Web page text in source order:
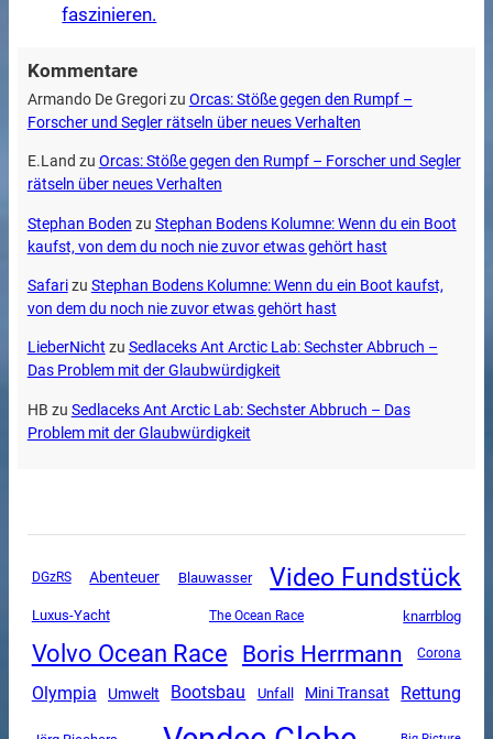
faszinieren.
Kommentare
Armando De Gregorizu Orcas: Stöße gegen den Rumpf –
Forscher und Segler rätseln über neues Verhalten
E.Land zu Orcas: Stöße gegen den Rumpf – Forscher und Segler
rätseln über neues Verhalten
Stephan Boden zu Stephan Bodens Kolumne: Wenn du ein Boot
kaufst, von dem du noch nie zuvor etwas gehört hast
Safarizu Stephan Bodens Kolumne: Wenn du ein Boot kaufst,
von dem du noch nie zuvor etwas gehört hast
LieberNicht zu Sedlaceks Ant Arctic Lab: Sechster Abbruch –
Das Problem mit der Glaubwürdigkeit
HB zu Sedlaceks Ant Arctic Lab: Sechster Abbruch – Das
Problem mit der Glaubwürdigkeit
DGzRS Abenteuer Blauwasser Video Fundstück
Luxus-Yacht The Ocean Race knarrblog
Volvo Ocean Race Boris Herrmann Corona
Olympia Umwelt Bootsbau Unfall Mini Transat Rettung